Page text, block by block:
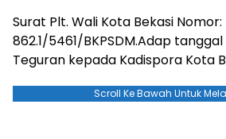
Surat Plt. Wali Kota Bekasi Nomor:
862.1/5461/BKPSDM.Adap tanggal
Teguran kepada Kadispora Kota
Scroll Ke Bawah Untuk